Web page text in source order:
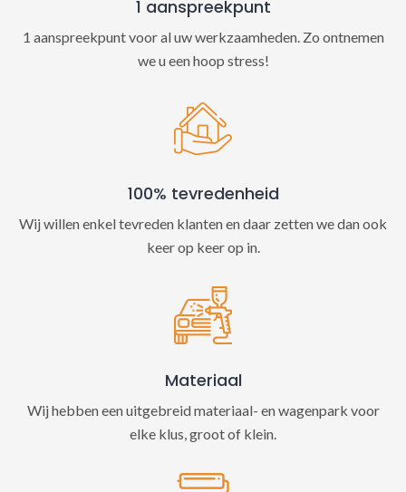
1 aanspreekpunt
1 aanspreekpunt voor al uw werkzaamheden. Zo ontnemen
we u een hoop stress!
100% tevredenheid
Wij willen enkel tevreden klanten en daar zetten we dan ook
keer op keer op in.
Materiaal
Wij hebben een uitgebreid materiaal- en wagenpark voor
elke klus, groot of klein.